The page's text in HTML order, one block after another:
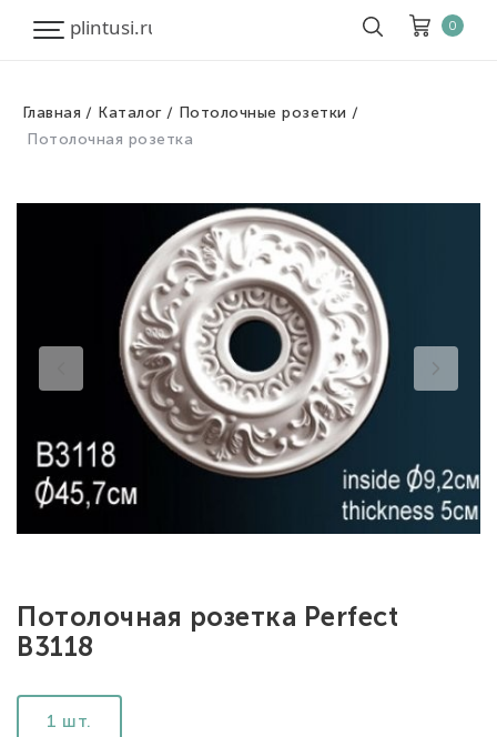
Товары
Скидка
Итого к оплате
0
Главная Каталог
Потолочные розетки
Потолочная розетка
Потолочная розетка Perfect
B3118
1 шт.